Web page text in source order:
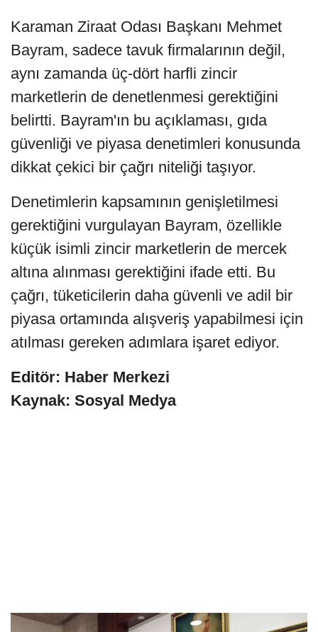
Karaman Ziraat Odası Başkanı Mehmet
Bayram, sadece tavuk firmalarının değil,
aynı zamanda üç-dört harfli zincir
marketlerin de denetlenmesi gerektiğini
belirtti. Bayram'ın bu açıklaması, gıda
güvenliği ve piyasa denetimleri konusunda
dikkat çekici bir çağrı niteliği taşıyor.
Denetimlerin kapsamının genişletilmesi
gerektiğini vurgulayan Bayram, özellikle
küçük isimli zincir marketlerin de mercek
altına alınması gerektiğini ifade etti. Bu
çağrı, tüketicilerin daha güvenli ve adil bir
piyasa ortamında alışveriş yapabilmesi için
atılması gereken adımlara işaret ediyor.
Editör: Haber Merkezi
Kaynak: Sosyal Medya